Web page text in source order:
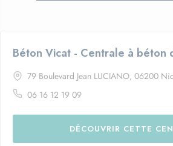
Béton Vicat - Centrale à béton
79 Boulevard Jean LUCIANO, 06200
06 16 12 19 09
DÉCOUVRIR CETTE